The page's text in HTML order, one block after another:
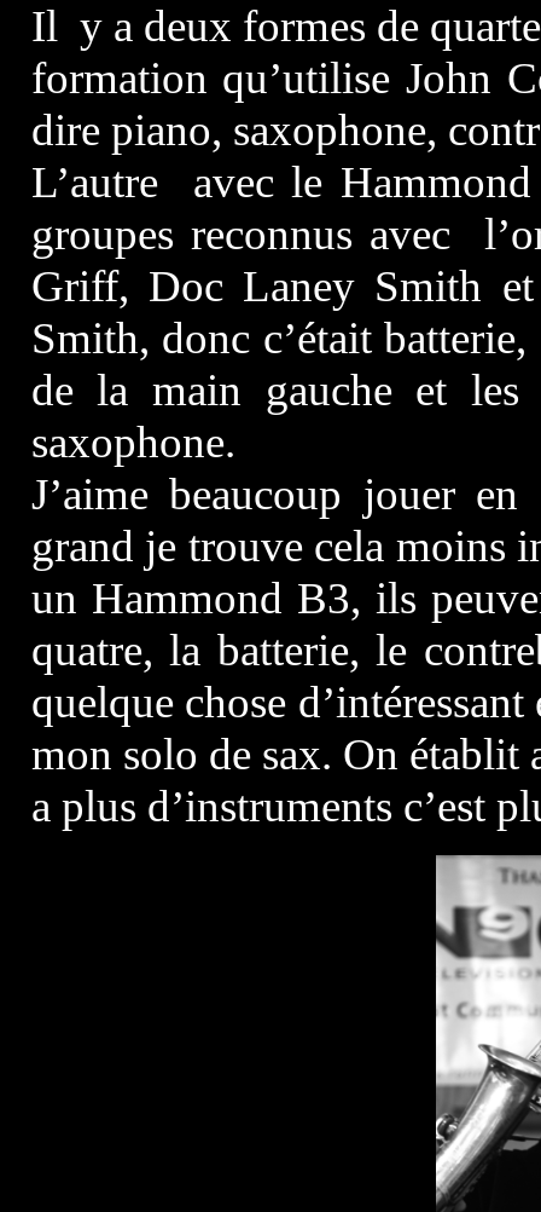
Il y a deux formes de
formation qu’utilise John
dire piano, saxophone,
L’autre avec le
groupes reconnus avec
Griff, Doc Laney Smith
Smith, donc c’était
de la main gauche et les
saxophone.
J’aime beaucoup jouer
grand je trouve cela moins
un Hammond B3, ils
quatre, la batterie, le
quelque chose
mon solo de sax. On établit
a plus d’instruments c’est